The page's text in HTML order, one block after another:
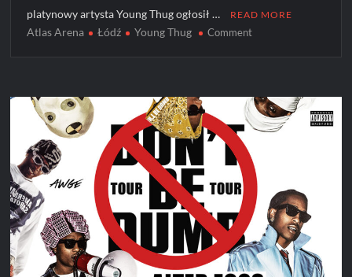
platynowy artysta Young Thug ogłosił … READ MORE
Atlas Arena Łódź Young Thug Commenton
Nav
zagrają
w